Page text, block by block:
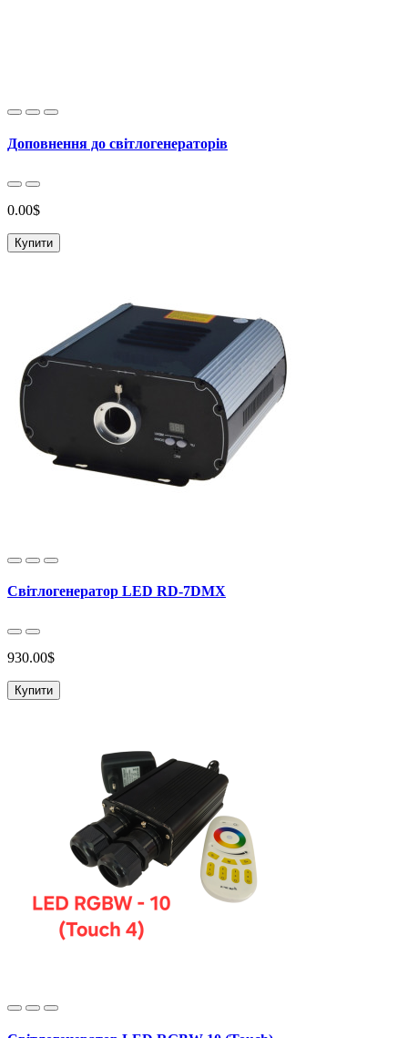
Доповнення до світлогенераторів
0.00$
Купити
Світлогенератор LED RD-7DMX
930.00$
Купити